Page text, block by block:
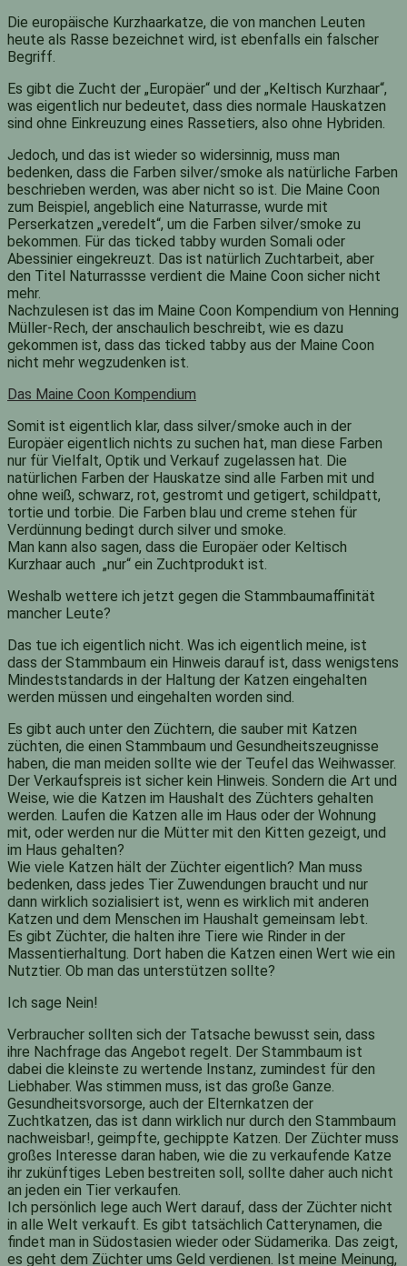
Die europäische Kurzhaarkatze, die von manchen Leuten
heute als Rasse bezeichnet wird, ist ebenfalls ein falscher
Begriff.
Es gibt die Zucht der „Europäer“ und der „Keltisch Kurzhaar“,
was eigentlich nur bedeutet, dass dies normale Hauskatzen
sind ohne Einkreuzung eines Rassetiers, also ohne Hybriden.
Jedoch, und das ist wieder so widersinnig, muss man
bedenken, dass die Farben silver/smoke als natürliche Farben
beschrieben werden, was aber nicht so ist. Die Maine Coon
zum Beispiel, angeblich eine Naturrasse, wurde mit
Perserkatzen „veredelt“, um die Farben silver/smoke zu
bekommen. Für das ticked tabby wurden Somali oder
Abessinier eingekreuzt. Das ist natürlich Zuchtarbeit, aber
den Titel Naturrassse verdient die Maine Coon sicher nicht
mehr.
Nachzulesen ist das im Maine Coon Kompendium von Henning
Müller-Rech, der anschaulich beschreibt, wie es dazu
gekommen ist, dass das ticked tabby aus der Maine Coon
nicht mehr wegzudenken ist.
Das Maine Coon Kompendium
Somit ist eigentlich klar, dass silver/smoke auch in der
Europäer eigentlich nichts zu suchen hat, man diese Farben
nur für Vielfalt, Optik und Verkauf zugelassen hat. Die
natürlichen Farben der Hauskatze sind alle Farben mit und
ohne weiß, schwarz, rot, gestromt und getigert, schildpatt,
tortie und torbie. Die Farben blau und creme stehen für
Verdünnung bedingt durch silver und smoke.
Man kann also sagen, dass die Europäer oder Keltisch
Kurzhaar auch „nur“ ein Zuchtprodukt ist.
Weshalb wettere ich jetzt gegen die Stammbaumaffinität
mancher Leute?
Das tue ich eigentlich nicht. Was ich eigentlich meine, ist
dass der Stammbaum ein Hinweis darauf ist, dass wenigstens
Mindeststandards in der Haltung der Katzen eingehalten
werden müssen und eingehalten worden sind.
Es gibt auch unter den Züchtern, die sauber mit Katzen
züchten, die einen Stammbaum und Gesundheitszeugnisse
haben, die man meiden sollte wie der Teufel das Weihwasser.
Der Verkaufspreis ist sicher kein Hinweis. Sondern die Art und
Weise, wie die Katzen im Haushalt des Züchters gehalten
werden. Laufen die Katzen alle im Haus oder der Wohnung
mit, oder werden nur die Mütter mit den Kitten gezeigt, und
im Haus gehalten?
Wie viele Katzen hält der Züchter eigentlich? Man muss
bedenken, dass jedes Tier Zuwendungen braucht und nur
dann wirklich sozialisiert ist, wenn es wirklich mit anderen
Katzen und dem Menschen im Haushalt gemeinsam lebt.
Es gibt Züchter, die halten ihre Tiere wie Rinder in der
Massentierhaltung. Dort haben die Katzen einen Wert wie ein
Nutztier. Ob man das unterstützen sollte?
Ich sage Nein!
Verbraucher sollten sich der Tatsache bewusst sein, dass
ihre Nachfrage das Angebot regelt. Der Stammbaum ist
dabei die kleinste zu wertende Instanz, zumindest für den
Liebhaber. Was stimmen muss, ist das große Ganze.
Gesundheitsvorsorge, auch der Elternkatzen der
Zuchtkatzen, das ist dann wirklich nur durch den Stammbaum
nachweisbar!, geimpfte, gechippte Katzen. Der Züchter muss
großes Interesse daran haben, wie die zu verkaufende Katze
ihr zukünftiges Leben bestreiten soll, sollte daher auch nicht
an jeden ein Tier verkaufen.
Ich persönlich lege auch Wert darauf, dass der Züchter nicht
in alle Welt verkauft. Es gibt tatsächlich Catterynamen, die
findet man in Südostasien wieder oder Südamerika. Das zeigt,
es geht dem Züchter ums Geld verdienen. Ist meine Meinung,